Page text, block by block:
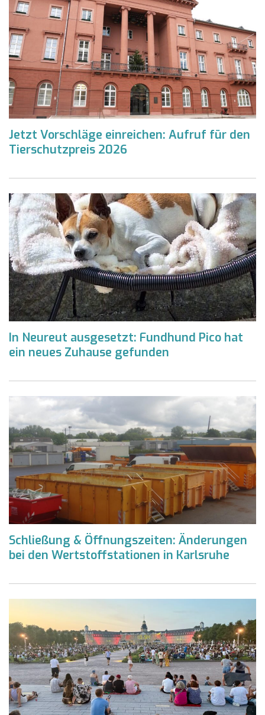
Jetzt Vorschläge einreichen: Aufruf für den
Tierschutzpreis 2026
In Neureut ausgesetzt: Fundhund Pico hat
ein neues Zuhause gefunden
Schließung & Öffnungszeiten: Änderungen
bei den Wertstoffstationen in Karlsruhe